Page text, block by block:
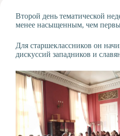
студия
отделение
Психологическая
Тьюторская
служба
Второй день тематической
менее насыщенным, чем
Для старшеклассников он
дискуссий западников и